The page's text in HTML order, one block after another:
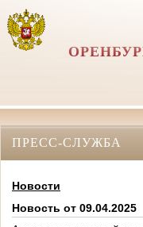
ПРЕСС-СЛУЖБА
Новости
Новость от 09.04.2025